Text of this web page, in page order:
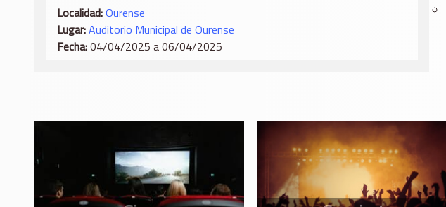
Localidad:Ourense
Lugar:Auditorio Municipal de Ourense
Fecha:04/04/2025 a 06/04/2025